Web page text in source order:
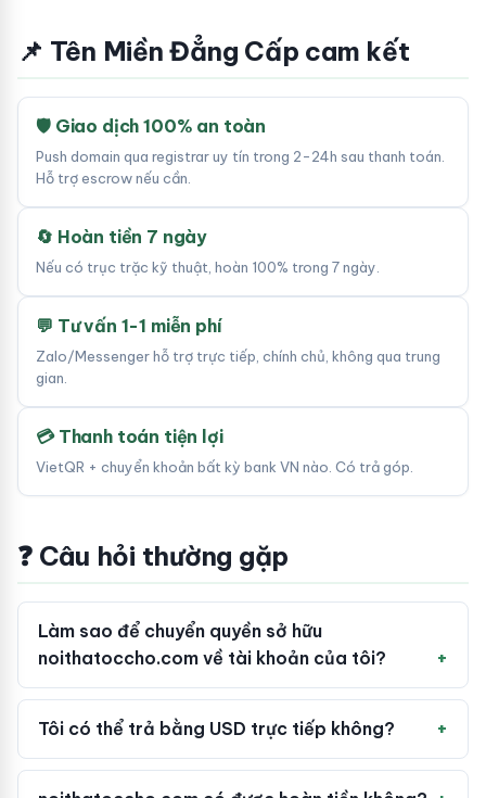
📌 Tên Miền Đẳng Cấp cam kết
🛡 Giao dịch 100% an toàn
Push domain qua registrar uy tín trong 2-24h sau thanh toán.
Hỗ trợ escrow nếu cần.
🔄 Hoàn tiền 7 ngày
Nếu có trục trặc kỹ thuật, hoàn 100% trong 7 ngày.
💬 Tư vấn 1-1 miễn phí
Zalo/Messenger hỗ trợ trực tiếp, chính chủ, không qua trung
gian.
💳 Thanh toán tiện lợi
VietQR + chuyển khoản bất kỳ bank VN nào. Có trả góp.
❓ Câu hỏi thường gặp
Làm sao để chuyển quyền sở hữu
noithatoccho.com về tài khoản của tôi?
Tôi có thể trả bằng USD trực tiếp không?